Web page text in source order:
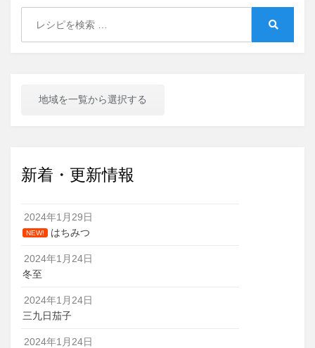
地域を一覧から選択する
新着・更新情報
2024年1月29日
NEW! はちみつ
2024年1月24日
冬至
2024年1月24日
三九日茄子
2024年1月24日